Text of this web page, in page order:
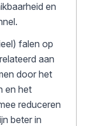
en
falen op
aan
door het
en het
reduceren
beter in